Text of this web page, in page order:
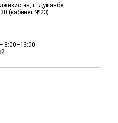
г. Душанбе,
(кабинет №23)
8:00–13:00